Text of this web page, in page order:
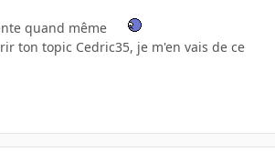
quand même
ton topic Cedric35, je m'en vais de ce